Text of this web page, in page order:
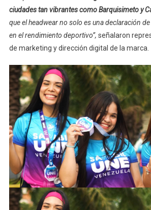
ciudades tan vibrantes como Barquisimeto y
que el headwear no solo es una declaración
en el rendimiento deportivo”, señalaron
de marketing y dirección digital de la marca.